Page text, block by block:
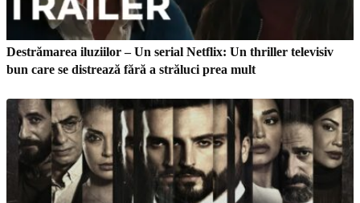
Destrămarea iluziilor – Un serial Netflix: Un thriller televisiv
bun care se distrează fără a străluci prea mult